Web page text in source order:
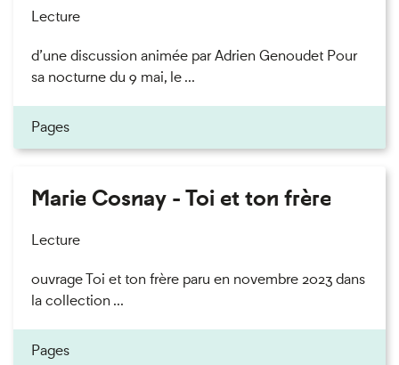
Lecture
d’une discussion animée par Adrien Genoudet Pour
sa nocturne du 9 mai, le ...
Pages
Marie Cosnay - Toi et ton frère
Lecture
ouvrage Toi et ton frère paru en novembre 2023 dans
la collection ...
Pages